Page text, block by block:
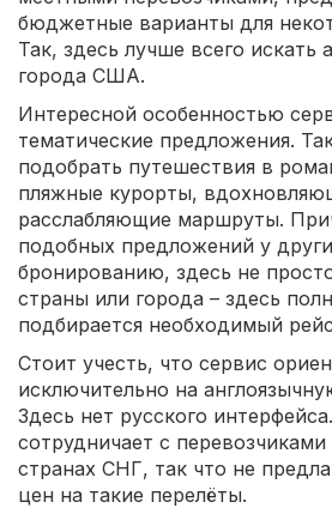
бюджетные варианты для
Так, здесь лучше всего искать
города США.
Интересной особенностью
тематические предложения.
подобрать путешествия в
пляжные курорты,
расслабляющие маршруты.
подобных предложений у
бронированию, здесь не
страны или города – здесь
подбирается необходимый
Стоит учесть, что сервис
исключительно на
Здесь нет русского
сотрудничает с
странах СНГ, так что не
цен на такие перелёты.